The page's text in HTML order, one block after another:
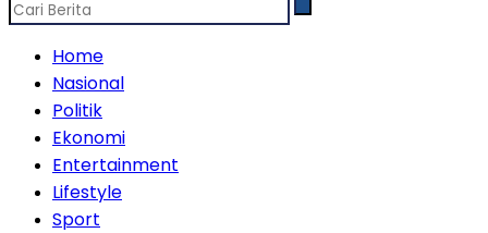
Home
Nasional
Politik
Ekonomi
Entertainment
Lifestyle
Sport